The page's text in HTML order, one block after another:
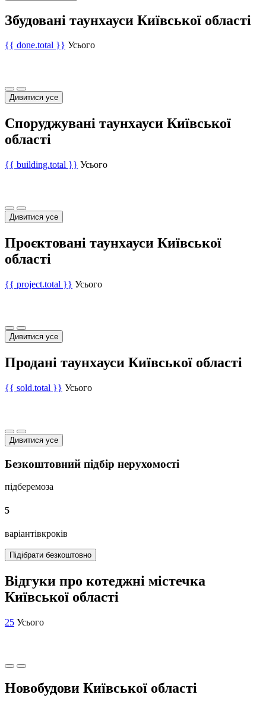
Збудовані таунхауси Київської області
{{ done.total }} Усього
Дивитися усе
Споруджувані таунхауси Київської
області
{{ building.total }} Усього
Дивитися усе
Проєктовані таунхауси Київської
області
{{ project.total }} Усього
Дивитися усе
Продані таунхауси Київської області
{{ sold.total }} Усього
Дивитися усе
Безкоштовний підбір нерухомості
підберемоза
5
варіантівкроків
Підібрати безкоштовно
Відгуки про котеджні містечка
Київської області
25 Усього
Новобудови Київської області